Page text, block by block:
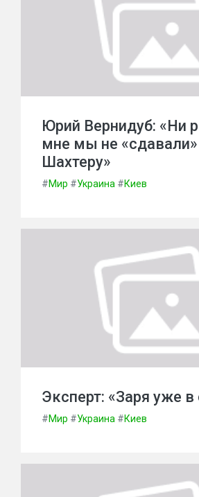
Юрий Вернидуб: «Ни
мне мы не «сдавали»
Шахтеру»
#Мир #Украина #Киев
Эксперт: «Заря уже в
#Мир #Украина #Киев